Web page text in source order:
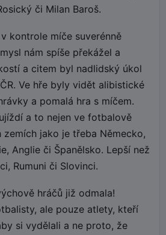
či Milan Baroš.
kontrole míče suverénně
nám spíše překážel a
a citem byl nadlidský úkol
Ve hře byly vidět alibistické
a pomalá hra s míčem.
a to nejen ve fotbalově
zemích jako je třeba Německo,
Anglie či Španělsko. Lepší než
Rumuni či Slovinci.
hráčů již odmala!
ale pouze atlety, kteří
si vydělali a ne proto, že